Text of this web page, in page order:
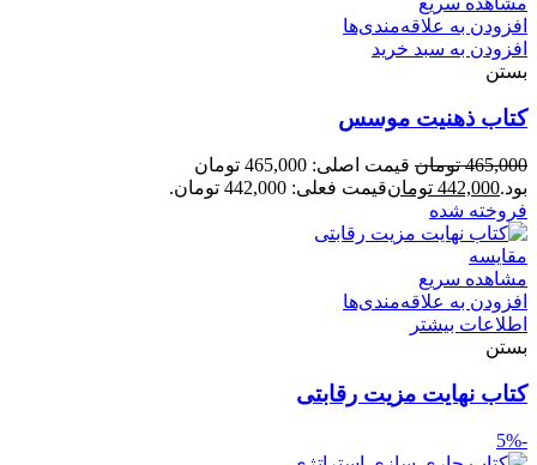
افزودن به علاقه‌مندی‌ها
افزودن به سبد خرید
بستن
کتاب ذهنیت موسس
465,000 تومان
قیمت اصلی: 465,000 تومان
بود.442,000 تومانقیمت فعلی: 442,000 تومان.
فروخته شده
مقایسه
مشاهده سریع
افزودن به علاقه‌مندی‌ها
اطلاعات بیشتر
بستن
کتاب نهایت مزیت رقابتی
-5%